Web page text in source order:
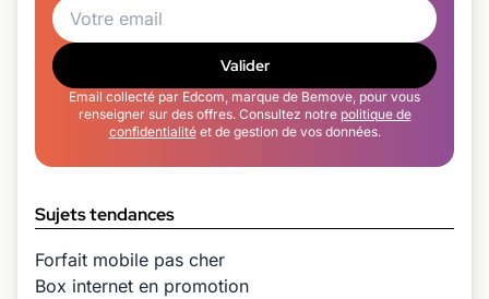
Valider
Email collecté par Edcom, marque de Bemove, pour vous
renseigner sur des offres. Consultez notre politique de
confidentialitéet de gestion de vos données.
Sujets tendances
Forfait mobile pas cher
Box internet en promotion